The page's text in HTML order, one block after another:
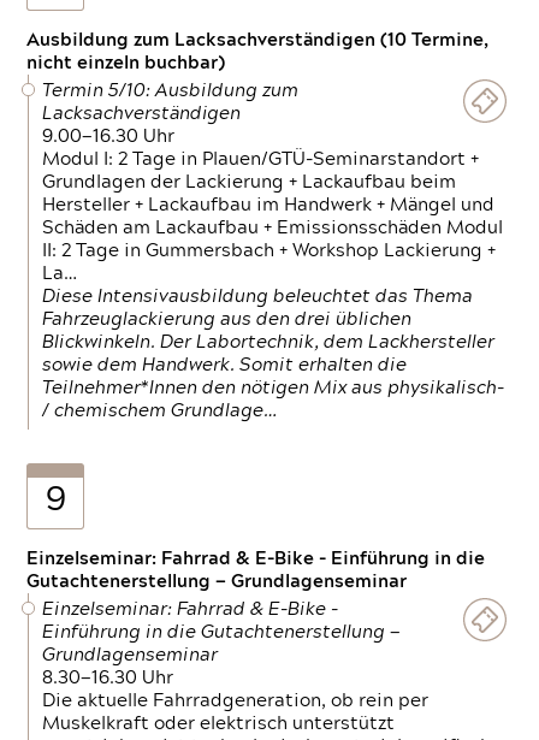
Ausbildung zum Lacksachverständigen (10 Termine,
nicht einzeln buchbar)
Termin 5/10: Ausbildung zum
Lacksachverständigen
9.00—16.30 Uhr
Modul I: 2 Tage in Plauen/GTÜ-Seminarstandort +
Grundlagen der Lackierung + Lackaufbau beim
Hersteller + Lackaufbau im Handwerk + Mängel und
Schäden am Lackaufbau + Emissionsschäden Modul
II: 2 Tage in Gummersbach + Workshop Lackierung +
La…
Diese Intensivausbildung beleuchtet das Thema
Fahrzeuglackierung aus den drei üblichen
Blickwinkeln. Der Labortechnik, dem Lackhersteller
sowie dem Handwerk. Somit erhalten die
Teilnehmer*Innen den nötigen Mix aus physikalisch-
/ chemischem Grundlage…
9
Einzelseminar: Fahrrad & E-Bike - Einführung in die
Gutachtenerstellung — Grundlagenseminar
Einzelseminar: Fahrrad & E-Bike -
Einführung in die Gutachtenerstellung —
Grundlagenseminar
8.30—16.30 Uhr
Die aktuelle Fahrradgeneration, ob rein per
Muskelkraft oder elektrisch unterstützt